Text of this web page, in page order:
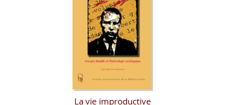
La vie improductive